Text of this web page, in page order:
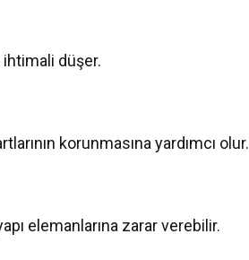
ihtimali düşer.
korunmasına yardımcı olur.
elemanlarına zarar verebilir.